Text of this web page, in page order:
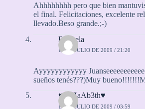
Ahhhhhhhh pero que bien
el final. Felicitaciones, excelente
llevado.Beso grande.;-)
Rayuela
12 DE JULIO DE 2009 / 21:20
Ayyyyyyyyyyyy
sueños tenés???)Muy
♥EliZaAb3th♥
14 DE JULIO DE 2009 / 03:59